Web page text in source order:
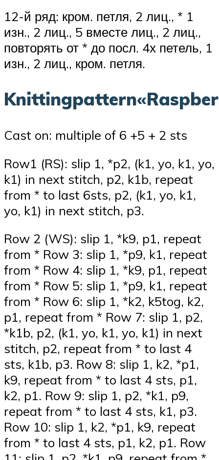
12-й ряд: кром. петля, 2 лиц., * 1
изн., 2 лиц., 5 вместе лиц., 2 лиц.,
повторять от * до посл. 4х петель, 1
изн., 2 лиц., кром. петля.
Cast on: multiple of 6 +5 + 2 sts
Row1 (RS): slip 1, *p2, (k1, yo, k1, yo,
k1) in next stitch, p2, k1b, repeat
from * to last 6sts, p2, (k1, yo, k1,
yo, k1) in next stitch, p3.
Row 2 (WS): slip 1, *k9, p1, repeat
from * Row 3: slip 1, *p9, k1, repeat
from * Row 4: slip 1, *k9, p1, repeat
from * Row 5: slip 1, *p9, k1, repeat
from * Row 6: slip 1, *k2, k5tog, k2,
p1, repeat from * Row 7: slip 1, p2,
*k1b, p2, (k1, yo, k1, yo, k1) in next
stitch, p2, repeat from * to last 4
sts, k1b, p3. Row 8: slip 1, k2, *p1,
k9, repeat from * to last 4 sts, p1,
k2, p1. Row 9: slip 1, p2, *k1, p9,
repeat from * to last 4 sts, k1, p3.
Row 10: slip 1, k2, *p1, k9, repeat
from * to last 4 sts, p1, k2, p1. Row